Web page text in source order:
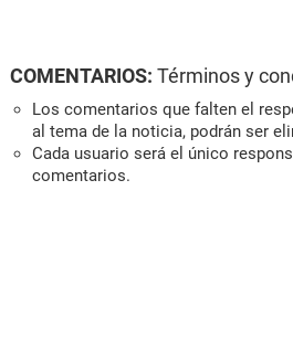
COMENTARIOS: Términos y
Los comentarios que falten el
al tema de la noticia, podrán ser
Cada usuario será el único
comentarios.